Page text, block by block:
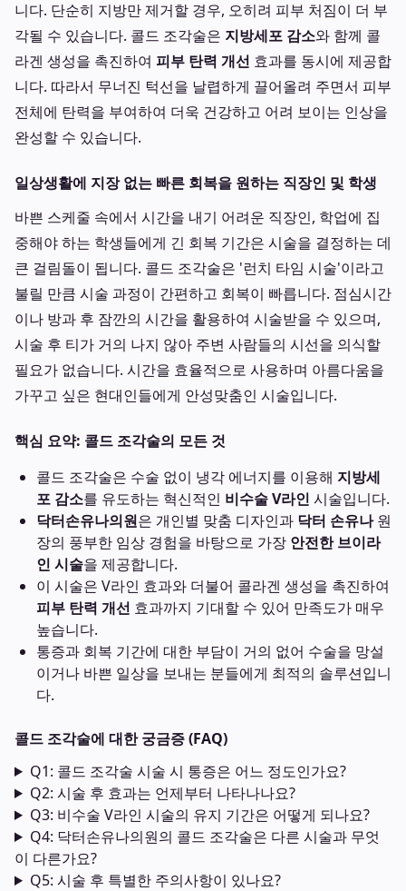
니다. 단순히 지방만 제거할 경우, 오히려 피부 처짐이 더 부
각될 수 있습니다. 콜드 조각술은 지방세포 감소와 함께 콜
라겐 생성을 촉진하여 피부 탄력 개선 효과를 동시에 제공합
니다. 따라서 무너진 턱선을 날렵하게 끌어올려 주면서 피부
전체에 탄력을 부여하여 더욱 건강하고 어려 보이는 인상을
완성할 수 있습니다.
일상생활에 지장 없는 빠른 회복을 원하는 직장인 및 학생
바쁜 스케줄 속에서 시간을 내기 어려운 직장인, 학업에 집
중해야 하는 학생들에게 긴 회복 기간은 시술을 결정하는 데
큰 걸림돌이 됩니다. 콜드 조각술은 '런치 타임 시술'이라고
불릴 만큼 시술 과정이 간편하고 회복이 빠릅니다. 점심시간
이나 방과 후 잠깐의 시간을 활용하여 시술받을 수 있으며,
시술 후 티가 거의 나지 않아 주변 사람들의 시선을 의식할
필요가 없습니다. 시간을 효율적으로 사용하며 아름다움을
가꾸고 싶은 현대인들에게 안성맞춤인 시술입니다.
핵심 요약: 콜드 조각술의 모든 것
콜드 조각술은 수술 없이 냉각 에너지를 이용해 지방세
포 감소를 유도하는 혁신적인 비수술 V라인 시술입니다.
닥터손유나의원은 개인별 맞춤 디자인과 닥터 손유나원
장의 풍부한 임상 경험을 바탕으로 가장 안전한 브이라
인 시술을 제공합니다.
이 시술은 V라인 효과와 더불어 콜라겐 생성을 촉진하여
피부 탄력 개선 효과까지 기대할 수 있어 만족도가 매우
높습니다.
통증과 회복 기간에 대한 부담이 거의 없어 수술을 망설
이거나 바쁜 일상을 보내는 분들에게 최적의 솔루션입니
다.
콜드 조각술에 대한 궁금증 (FAQ)
Q1: 콜드 조각술 시술 시 통증은 어느 정도인가요?
Q2: 시술 후 효과는 언제부터 나타나나요?
Q3: 비수술 V라인 시술의 유지 기간은 어떻게 되나요?
Q4: 닥터손유나의원의 콜드 조각술은 다른 시술과 무엇
이 다른가요?
Q5: 시술 후 특별한 주의사항이 있나요?